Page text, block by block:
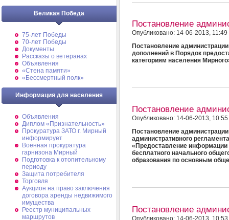
Великая Победа
75-лет Победы
70-лет Победы
Документы
Рассказы о ветеранах
Объявления
«Стена памяти»
«Бессмертный полк»
Информация для населения
Объявления
Диплом «Признательность»
Прокуратура ЗАТО г. Мирный
информирует
Военная прокуратура
гарнизона Мирный
Подготовка к отопительному
периоду
Защита потребителя
Торговля
Аукцион на право заключения
договора аренды недвижимого
имущества
Реестр муниципальных
маршрутов
Постановление
Опубликовано: 14-06-2013, 11:49
Постановление
дополнений в Порядок
категориям населения
Постановление
Опубликовано: 14-06-2013, 10:55
Постановление
административного
«Предоставление информации
бесплатного начального
образования по основным
Постановление
Опубликовано: 14-06-2013, 10:53